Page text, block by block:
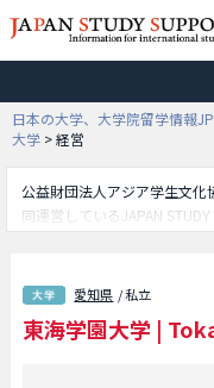
日本の大学、大学院留学情報
大学 >経営
公益財団法人アジア学生文化
同運営しているJAPAN
学部やスポーツ健康科学部や
情報や、募集定員や合格者数
留学生に必要な情報を掲載
愛知県 / 私立
東海学園大学 |